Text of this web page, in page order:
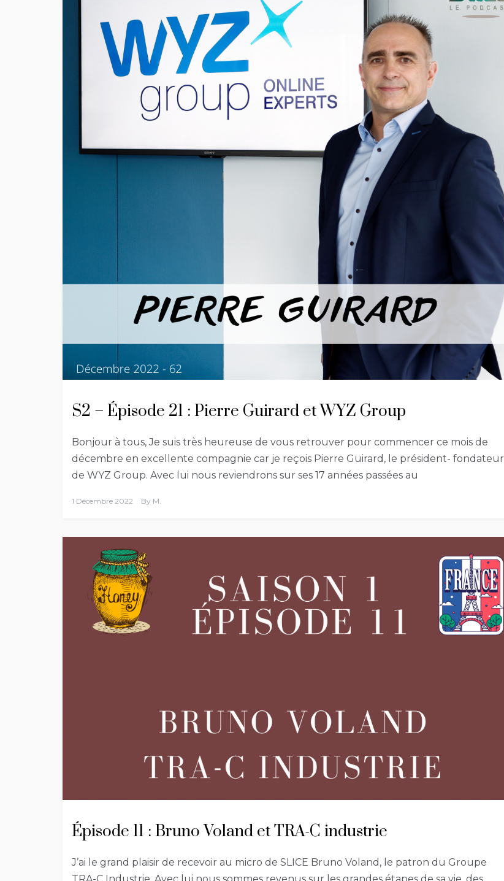
S2 – Épisode 21 : Pierre Guirard et WYZ Group
Bonjour à tous, Je suis très heureuse de vous retrouver pour commencer ce mois de
décembre en excellente compagnie car je reçois Pierre Guirard, le président- fondateur
de WYZ Group. Avec lui nous reviendrons sur ses 17 années passées au
1 Décembre 2022 By M.
Épisode 11 : Bruno Voland et TRA-C industrie
J’ai le grand plaisir de recevoir au micro de SLICE Bruno Voland, le patron du Groupe
TRA-C Industrie. Avec lui nous sommes revenus sur les grandes étapes de sa vie, des